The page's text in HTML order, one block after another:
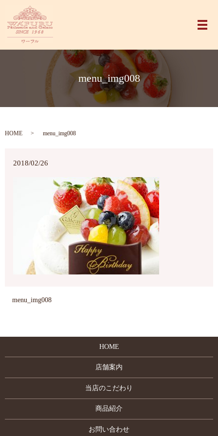
メ
menu_img008
HOME menu_img008
2018/02/26
menu_img008
HOME
店舗案内
当店のこだわり
商品紹介
お問い合わせ